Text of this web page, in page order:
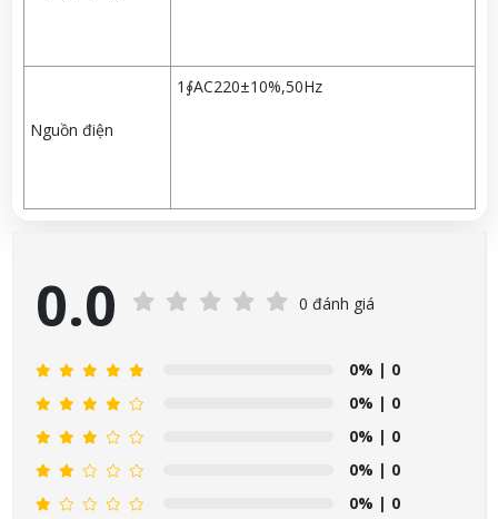
Nguồn điện
1∮AC220±10%,50Hz
0.0 0 đánh giá
0% | 0
0% | 0
0% | 0
0% | 0
0% | 0